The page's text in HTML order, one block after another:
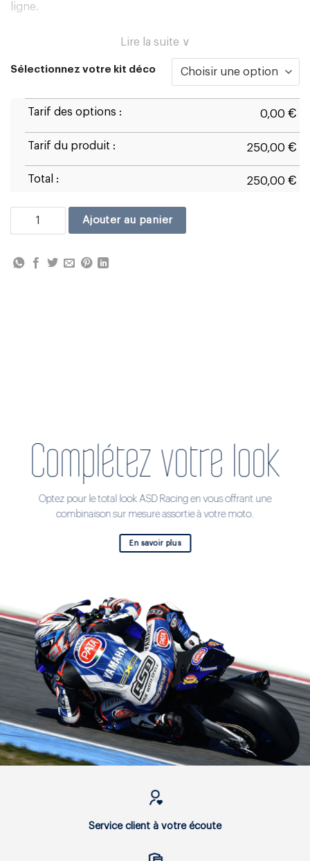
ligne.
Lire la suite ∨
Sélectionnez votre kit déco
Tarif des options : 0,00 €
Tarif du produit : 250,00 €
Total : 250,00 €
quantité de Honda CBR1000RR 2006/07
Ajouter au panier
Complétez votre look
Optez pour le total look ASD Racing en vous offrant une
combinaison sur mesure assortie à votre moto.
En savoir plus
Service client à votre écoute